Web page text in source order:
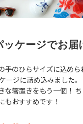
ッケージでお届
手のひらサイズに込め
ージに詰め込みました
な箸置きをもう一個！
もおすすめです！